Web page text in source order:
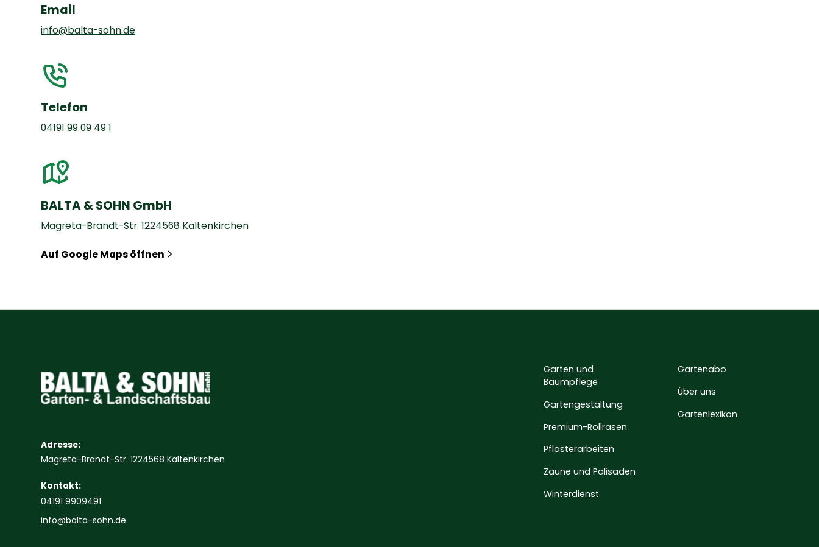
Email
info@balta-sohn.de
Telefon
04191 99 09 49 1
BALTA & SOHN GmbH
Magreta-Brandt-Str. 1224568 Kaltenkirchen
Auf Google Maps öffnen
Adresse:
Magreta-Brandt-Str. 1224568 Kaltenkirchen
Kontakt:
04191 9909491
info@balta-sohn.de
Garten und
Baumpflege
Gartengestaltung
Premium-Rollrasen
Pflasterarbeiten
Zäune und Palisaden
Winterdienst
Gartenabo
Über uns
Gartenlexikon